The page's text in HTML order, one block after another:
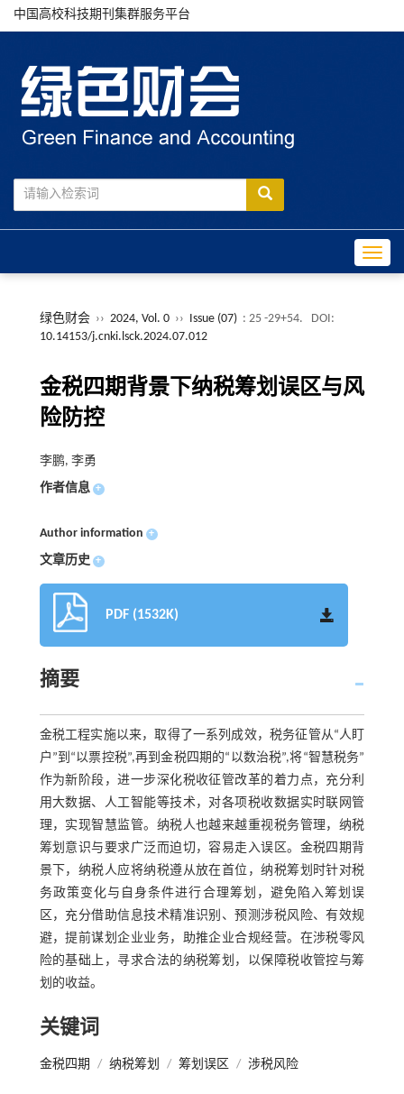
中国高校科技期刊集群服务平台
绿色财会 ›› 2024, Vol. 0 ›› Issue (07) : 25 -29+54.
DOI:
10.14153/j.cnki.lsck.2024.07.012
金税四期背景下纳税筹划误区与风
险防控
李鹏, 李勇
作者信息 +
Author information +
文章历史 +
PDF (1532K)
摘要
金税工程实施以来，取得了一系列成效，税务征管从“人盯
户”到“以票控税”,再到金税四期的“以数治税”,将“智慧税务”
作为新阶段，进一步深化税收征管改革的着力点，充分利
用大数据、人工智能等技术，对各项税收数据实时联网管
理，实现智慧监管。纳税人也越来越重视税务管理，纳税
筹划意识与要求广泛而迫切，容易走入误区。金税四期背
景下，纳税人应将纳税遵从放在首位，纳税筹划时针对税
务政策变化与自身条件进行合理筹划，避免陷入筹划误
区，充分借助信息技术精准识别、预测涉税风险、有效规
避，提前谋划企业业务，助推企业合规经营。在涉税零风
险的基础上，寻求合法的纳税筹划，以保障税收管控与筹
划的收益。
关键词
金税四期 / 纳税筹划 / 筹划误区 / 涉税风险